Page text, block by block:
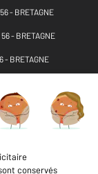
- BRETAGNE
- BRETAGNE
- BRETAGNE
- BRETAGNE
BRETAGNE
BRETAGNE